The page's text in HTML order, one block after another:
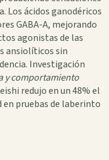
Los ácidos ganodéricos
GABA-A, mejorando
agonistas de las
ansiolíticos sin
Investigación
y comportamiento
redujo en un 48% el
pruebas de laberinto